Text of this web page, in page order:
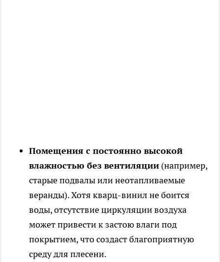
Помещения с постоянно высокой
влажностью без вентиляции (например,
старые подвалы или неотапливаемые
веранды). Хотя кварц-винил не боится
воды, отсутствие циркуляции воздуха
может привести к застою влаги под
покрытием, что создаст благоприятную
среду для плесени.